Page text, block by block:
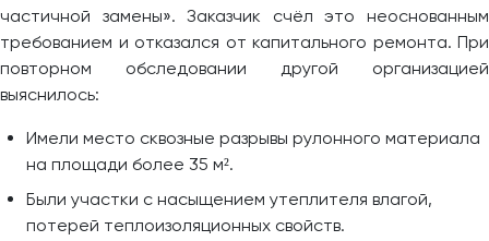
частичной замены». Заказчик счёл это неоснованным
требованием и отказался от капитального ремонта. При
повторном обследовании другой организацией
выяснилось:
Имели место сквозные разрывы рулонного материала
на площади более 35 м².
Были участки с насыщением утеплителя влагой,
потерей теплоизоляционных свойств.